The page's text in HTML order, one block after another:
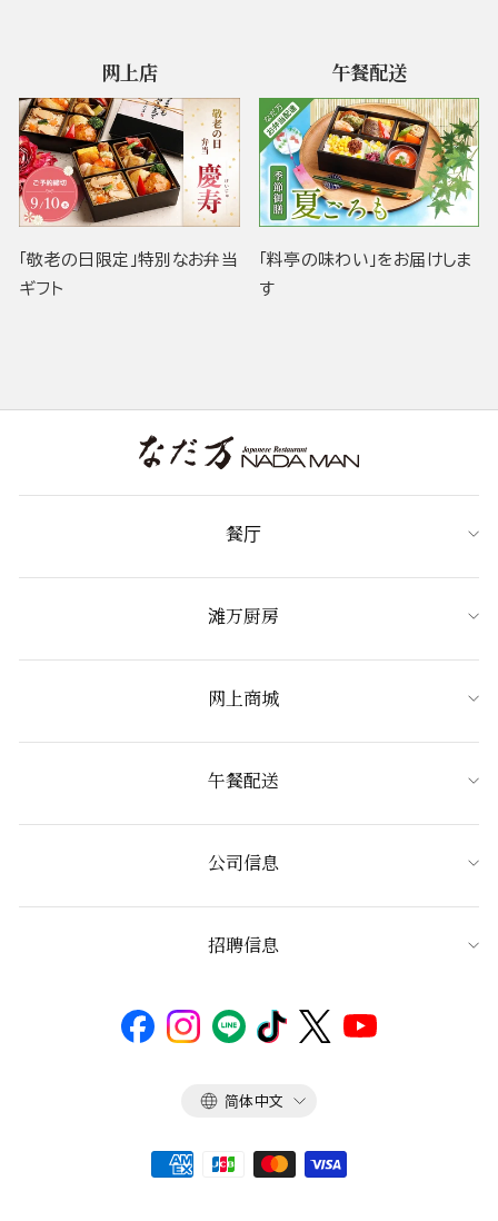
网上店
「敬老の日限定」特別なお弁当
ギフト
午餐配送
「料亭の味わい」をお届けしま
す
餐厅
滩万厨房
网上商城
午餐配送
公司信息
招聘信息
语
简体中文